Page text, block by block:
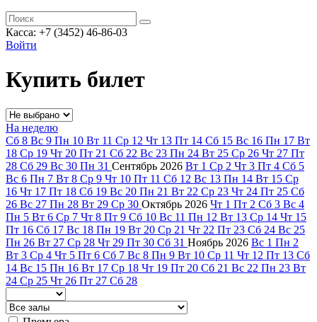
Касса: +7 (3452) 46-86-03
Войти
Купить билет
На неделю
Сб 8 Вс 9 Пн 10 Вт 11 Ср 12 Чт 13 Пт 14 Сб 15 Вс 16 Пн 17 Вт
18 Ср 19 Чт 20 Пт 21 Сб 22 Вс 23 Пн 24 Вт 25 Ср 26 Чт 27 Пт
28 Сб 29 Вс 30 Пн 31 Сентябрь 2026 Вт 1 Ср 2 Чт 3 Пт 4 Сб 5
Вс 6 Пн 7 Вт 8 Ср 9 Чт 10 Пт 11 Сб 12 Вс 13 Пн 14 Вт 15 Ср
16 Чт 17 Пт 18 Сб 19 Вс 20 Пн 21 Вт 22 Ср 23 Чт 24 Пт 25 Сб
26 Вс 27 Пн 28 Вт 29 Ср 30 Октябрь 2026 Чт 1 Пт 2 Сб 3 Вс 4
Пн 5 Вт 6 Ср 7 Чт 8 Пт 9 Сб 10 Вс 11 Пн 12 Вт 13 Ср 14 Чт 15
Пт 16 Сб 17 Вс 18 Пн 19 Вт 20 Ср 21 Чт 22 Пт 23 Сб 24 Вс 25
Пн 26 Вт 27 Ср 28 Чт 29 Пт 30 Сб 31 Ноябрь 2026 Вс 1 Пн 2
Вт 3 Ср 4 Чт 5 Пт 6 Сб 7 Вс 8 Пн 9 Вт 10 Ср 11 Чт 12 Пт 13 Сб
14 Вс 15 Пн 16 Вт 17 Ср 18 Чт 19 Пт 20 Сб 21 Вс 22 Пн 23 Вт
24 Ср 25 Чт 26 Пт 27 Сб 28